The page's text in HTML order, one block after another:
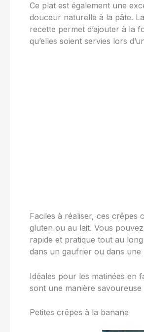
Ce plat est également une
douceur naturelle à la pâte.
recette permet d’ajouter à la
qu’elles soient servies lors
Faciles à réaliser, ces
gluten ou au lait. Vous
rapide et pratique tout au
dans un gaufrier ou dans
Idéales pour les matinées en
sont une manière
Petites crêpes à la banane